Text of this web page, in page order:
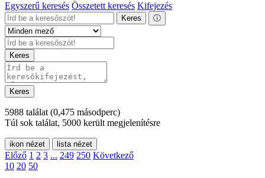
Egyszerű keresés Összetett keresés Kifejezés
Keres ⓘ
Keres
Keres
5988 találat (0,475 másodperc)
Túl sok találat, 5000 került megjelenítésre
ikon nézet lista nézet
Előző 1 2 3 ... 249 250 Következő
10 20 50